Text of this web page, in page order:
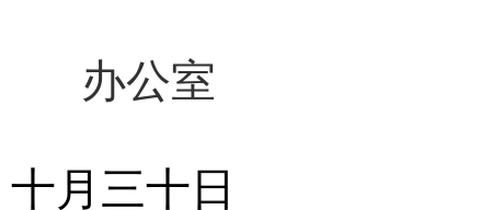
办公室
十月三十日